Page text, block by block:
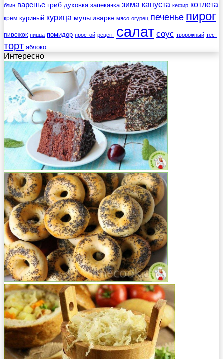
блин варенье гриб духовка запеканка зима капуста кефир котлета
крем куриный курица мультиварке мясо огурец печенье пирог
пирожок пицца помидор простой рецепт салат соус творожный тест
торт яблоко
Интересно